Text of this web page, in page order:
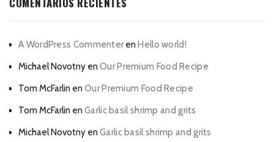
A WordPress CommenterenHello world!
Michael Novotny en Our Premium Food Recipe
Tom McFarlin en Our Premium Food Recipe
Tom McFarlin en Garlic basil shrimp and grits
Michael Novotny en Garlic basil shrimp and grits